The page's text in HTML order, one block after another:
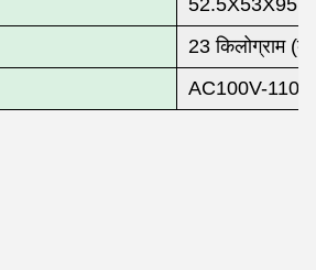
23 किलोग्राम
AC100V-